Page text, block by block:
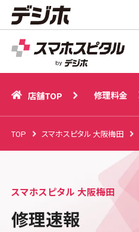
店舗TOP
店舗TOP 修理料金
TOP スマホスピタル 大阪梅田
スマホスピタル 大阪梅田
修理速報